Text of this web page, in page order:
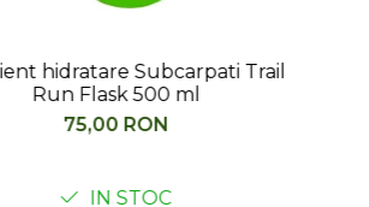
Sosete alergare Rockay Razer
albastru/orange
120,00 RON99,00 RON
ULTIMUL PRODUS IN STOC